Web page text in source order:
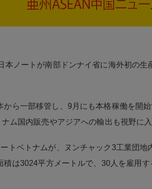
本ノートが南部ドンナイ省に海外初の生
ら一部移管し、9月にも本格稼働を開
ム国内販売やアジアへの輸出も視野に入
トベトナムが、ヌンチャック3工業団地
積は3024平方メートルで、30人を雇用す